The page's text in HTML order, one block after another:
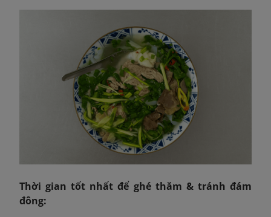
Thời gian tốt nhất để ghé thăm & tránh đám
đông: